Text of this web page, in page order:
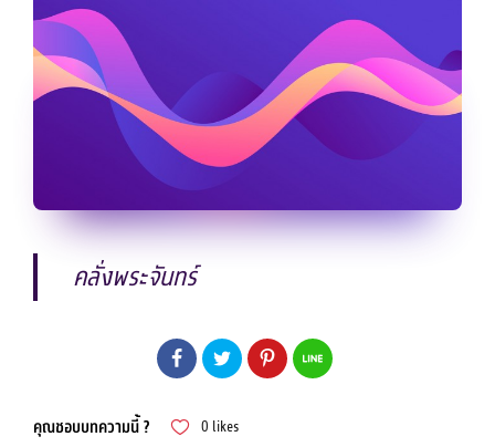
คลั่งพระจันทร์
คุณชอบบทความนี้ ? 0 likes